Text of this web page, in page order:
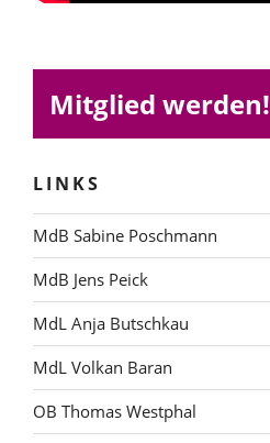
Mitglied werden!
LINKS
MdB Sabine Poschmann
MdB Jens Peick
MdL Anja Butschkau
MdL Volkan Baran
OB Thomas Westphal